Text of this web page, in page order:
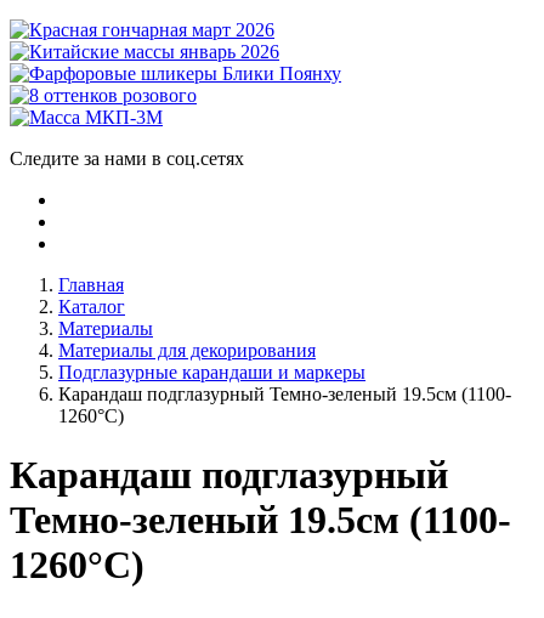
Следите за нами в соц.сетях
Главная
Каталог
Материалы
Материалы для декорирования
Подглазурные карандаши и маркеры
Карандаш подглазурный Темно-зеленый 19.5см (1100-
1260°С)
Карандаш подглазурный
Темно-зеленый 19.5см (1100-
1260°С)